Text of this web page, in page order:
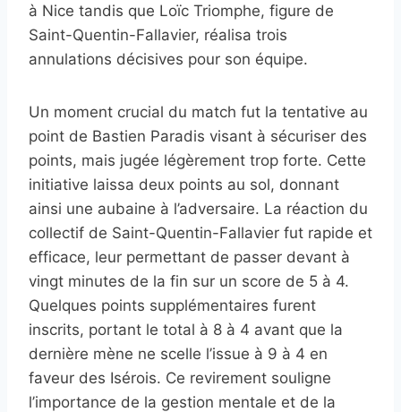
à Nice tandis que Loïc Triomphe, figure de
Saint-Quentin-Fallavier, réalisa trois
annulations décisives pour son équipe.
Un moment crucial du match fut la tentative au
point de Bastien Paradis visant à sécuriser des
points, mais jugée légèrement trop forte. Cette
initiative laissa deux points au sol, donnant
ainsi une aubaine à l’adversaire. La réaction du
collectif de Saint-Quentin-Fallavier fut rapide et
efficace, leur permettant de passer devant à
vingt minutes de la fin sur un score de 5 à 4.
Quelques points supplémentaires furent
inscrits, portant le total à 8 à 4 avant que la
dernière mène ne scelle l’issue à 9 à 4 en
faveur des Isérois. Ce revirement souligne
l’importance de la gestion mentale et de la